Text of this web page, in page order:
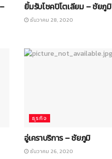
ยิ้มรับโชคปิโตเลียม – ชัยภูมิ
ธันวาคม 28, 2020
ธุรกิจ
อู่เคราบริการ – ชัยภูมิ
ธันวาคม 26, 2020